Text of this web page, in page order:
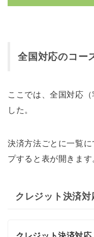
全国対応のコー
ここでは、全国対応
した。
決済方法ごとに一覧
プすると表が開きます
クレジット決済対